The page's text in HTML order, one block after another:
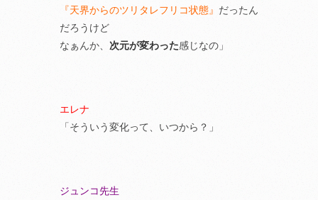
『天界からのツリタレフリコ状態』 だったん
だろうけど
なぁんか、 次元が変わった感じなの」
エレナ
「そういう変化って、いつから？」
ジュンコ先生